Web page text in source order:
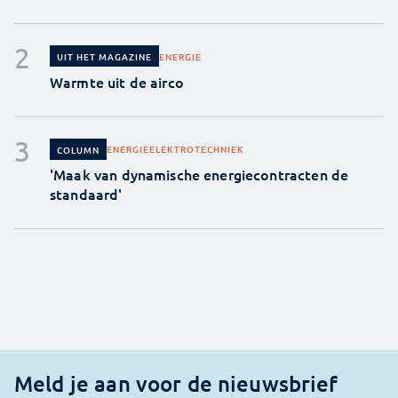
UIT HET MAGAZINE ENERGIE
Warmte uit de airco
COLUMN ENERGIEELEKTROTECHNIEK
'Maak van dynamische energiecontracten de
standaard'
Meld je aan voor de nieuwsbrief